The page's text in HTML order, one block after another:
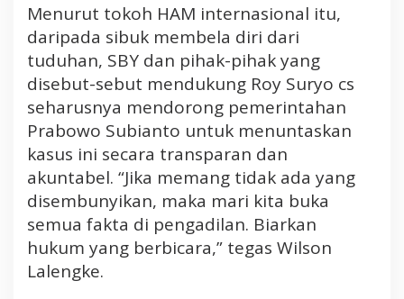
Menurut tokoh HAM internasional itu,
daripada sibuk membela diri dari
tuduhan, SBY dan pihak-pihak yang
disebut-sebut mendukung Roy Suryo cs
seharusnya mendorong pemerintahan
Prabowo Subianto untuk menuntaskan
kasus ini secara transparan dan
akuntabel. “Jika memang tidak ada yang
disembunyikan, maka mari kita buka
semua fakta di pengadilan. Biarkan
hukum yang berbicara,” tegas Wilson
Lalengke.